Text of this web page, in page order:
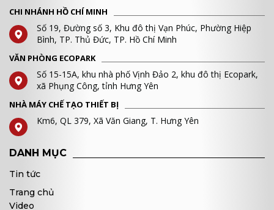
CHI NHÁNH HỒ CHÍ MINH
Số 19, Đường số 3, Khu đô thị Vạn Phúc, Phường Hiệp
Bình, TP. Thủ Đức, TP. Hồ Chí Minh
VĂN PHÒNG ECOPARK
Số 15-15A, khu nhà phố Vịnh Đảo 2, khu đô thị Ecopark,
xã Phụng Công, tỉnh Hưng Yên
NHÀ MÁY CHẾ TẠO THIẾT BỊ
Km6, QL 379, Xã Văn Giang, T. Hưng Yên
DANH MỤC
Tin tức
Trang chủ
Video